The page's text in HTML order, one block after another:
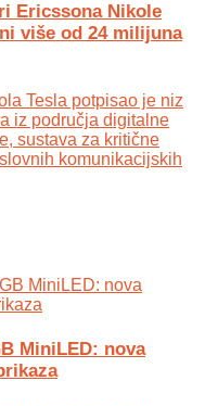
Ericssona Nikole
više od 24 milijuna
Tesla potpisao je niz
iz područja digitalne
sustava za kritične
komunikacijskih
MiniLED: nova